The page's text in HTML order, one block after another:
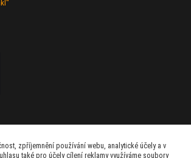
zpříjemnění používání webu, analytické účely a v
také pro účely cílení reklamy využíváme soubory